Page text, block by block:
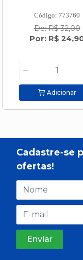
Código: 773760
De: R$ 32,00
Por: R$
Adicionar
Cadastre-se
ofertas!